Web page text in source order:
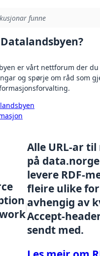
funne
er vårt nettforum der du
og spørje om råd som
Alle URL-ar
på
levere RDF-
fleire ulike
avhengig av
Accept-
sendt med.